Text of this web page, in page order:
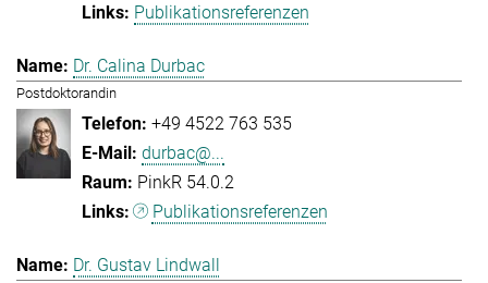
Publikationsreferenzen
Dr. Calina Durbac
Postdoktorandin
+49 4522 763 535
durbac@...
PinkR 54.0.2
Publikationsreferenzen
Dr. Gustav Lindwall